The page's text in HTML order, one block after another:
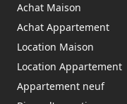
Achat Maison
Achat Appartement
Location Maison
Location Appartement
Appartement neuf